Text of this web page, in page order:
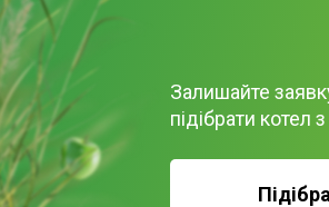
Залишайте
підібрати котел з